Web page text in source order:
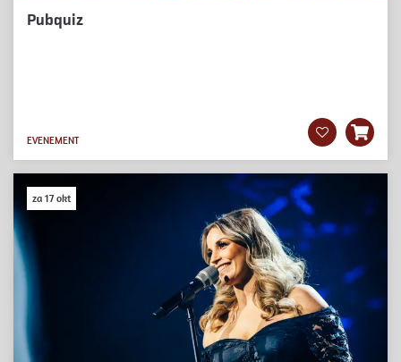
Pubquiz
EVENEMENT
za 17 okt